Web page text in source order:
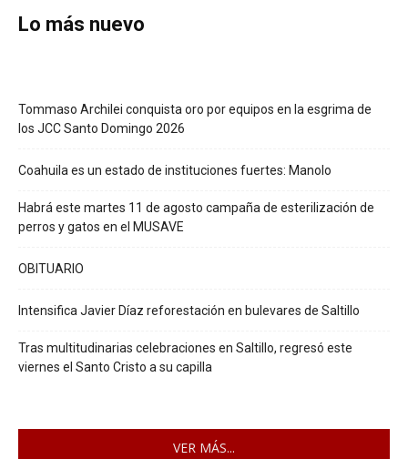
Lo más nuevo
Tommaso Archilei conquista oro por equipos en la esgrima de
los JCC Santo Domingo 2026
Coahuila es un estado de instituciones fuertes: Manolo
Habrá este martes 11 de agosto campaña de esterilización de
perros y gatos en el MUSAVE
OBITUARIO
Intensifica Javier Díaz reforestación en bulevares de Saltillo
Tras multitudinarias celebraciones en Saltillo, regresó este
viernes el Santo Cristo a su capilla
VER MÁS...